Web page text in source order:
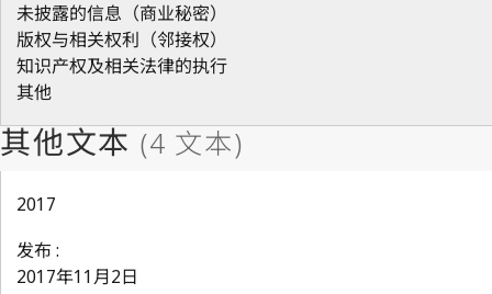
未披露的信息（商业秘密）
版权与相关权利（邻接权）
知识产权及相关法律的执行
其他
2017
发布 :
2017年11月2日